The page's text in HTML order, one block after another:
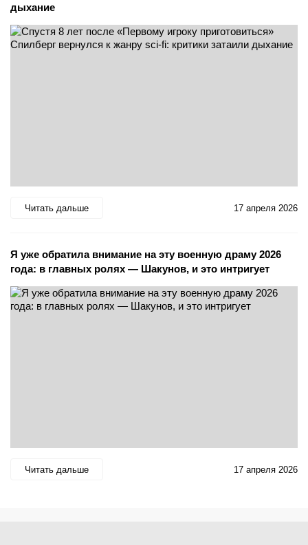
дыхание
Читать дальше 17 апреля 2026
Я уже обратила внимание на эту военную драму 2026
года: в главных ролях — Шакунов, и это интригует
Читать дальше 17 апреля 2026